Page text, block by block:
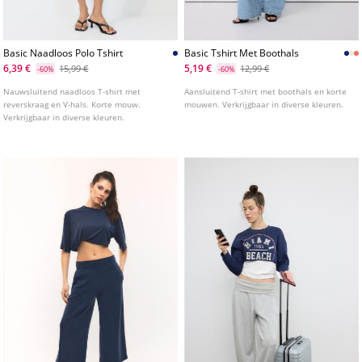
Basic Naadloos Polo Tshirt
6,39 €
-60% 15,99 €
Nauwsluitend naadloos T-shirt met
reverskraag en V-hals. Korte mouw.
Verkrijgbaar in diverse kleuren.
Basic Tshirt Met Boothals
5,19 €
-60% 12,99 €
Aansluitend T-shirt met boothals en korte
mouwen. Verkrijgbaar in diverse kleuren.